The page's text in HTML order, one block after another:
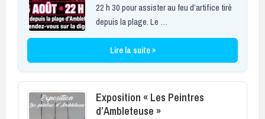
22 h 30 pour assister au feu d’artifice tiré
depuis la plage. Le …
Lire la suite »
Exposition « Les Peintres
d’Ambleteuse »